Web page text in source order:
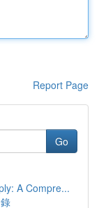
Report Page
Go
A Compre...